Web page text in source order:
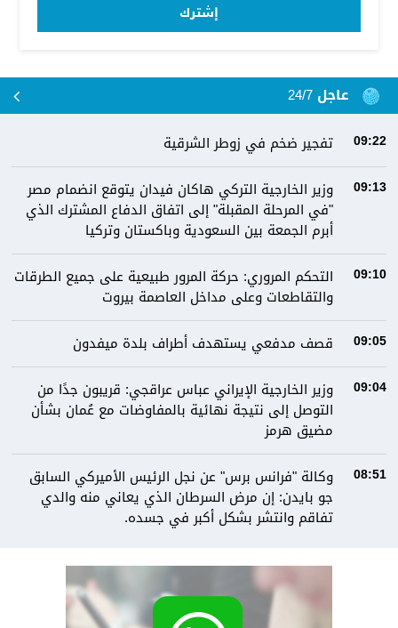
إشترك
عاجل 24/7
09:22 تفجير ضخم في زوطر الشرقية
09:13
وزير الخارجية التركي هاكان فيدان يتوقع انضمام مصر
"في المرحلة المقبلة" إلى اتفاق الدفاع المشترك الذي
أبرم الجمعة بين السعودية وباكستان وتركيا
09:10
التحكم المروري: ‏⁧‫حركة المرور‬⁩ طبيعية على جميع الطرقات
والتقاطعات وعلى مداخل العاصمة ⁧‫بيروت
09:05 قصف مدفعي يستهدف أطراف بلدة ميفدون
09:04
وزير الخارجية الإيراني عباس عراقجي: قريبون جدًا من
التوصل إلى نتيجة نهائية بالمفاوضات مع عُمان بشأن
مضيق هرمز
08:51
وكالة "فرانس برس" عن نجل الرئيس الأميركي السابق
جو بايدن: إن مرض السرطان الذي يعاني منه والدي
تفاقم وانتشر بشكل أكبر في جسده.